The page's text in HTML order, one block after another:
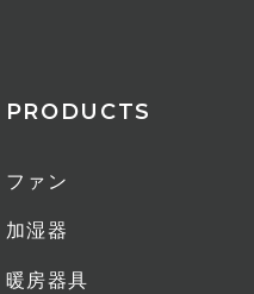
PRODUCTS
ファン
加湿器
暖房器具